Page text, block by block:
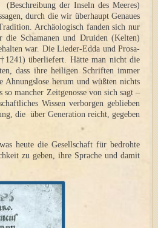
der Inseln des Meeres)
durch die wir überhaupt Genaues
Archäologisch fanden sich nur
die Schamanen und Druiden (Kelten)
war. Die Lieder-Edda und Prosa-
überliefert. Hätte man nicht die
dass ihre heiligen Schriften immer
herum und wüßten nichts
mancher Zeitgenosse von sich sagt –
Wissen verborgen geblieben
die über Generation reicht, gegeben
heute die Gesellschaft für bedrohte
zu geben, ihre Sprache und damit